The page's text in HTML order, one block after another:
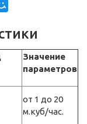
Значение
параметров
от 1 до 20
м.куб/час.